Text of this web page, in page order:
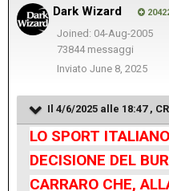
Dark Wizard
Joined: 04-Aug-2005
73844 messaggi
Inviato June 8, 2025
Il 4/6/2025 alle 18:47 ,
LO SPORT
DECISIONE DEL
CARRARO CHE,